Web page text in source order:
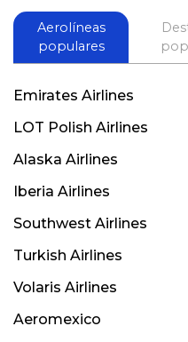
Aerolíneas
populares
Emirates Airlines
LOT Polish Airlines
Alaska Airlines
Iberia Airlines
Southwest Airlines
Turkish Airlines
Volaris Airlines
Aeromexico